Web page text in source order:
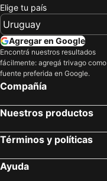
Elige tu país
Agregar en Google
Encontrá nuestros resultados
fácilmente: agregá trivago como
fuente preferida en Google.
Compañía
Nuestros productos
Términos y políticas
Ayuda